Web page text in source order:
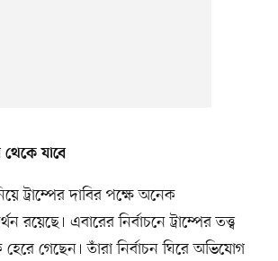
থেকে যাবে
ট্রাম্পের দাবির পক্ষে অনেক
রয়েছে। এবারের নির্বাচনে ট্রাম্পের তত্ত্ব
গেছেন। তাঁরা নির্বাচন ঘিরে অভিযোগ